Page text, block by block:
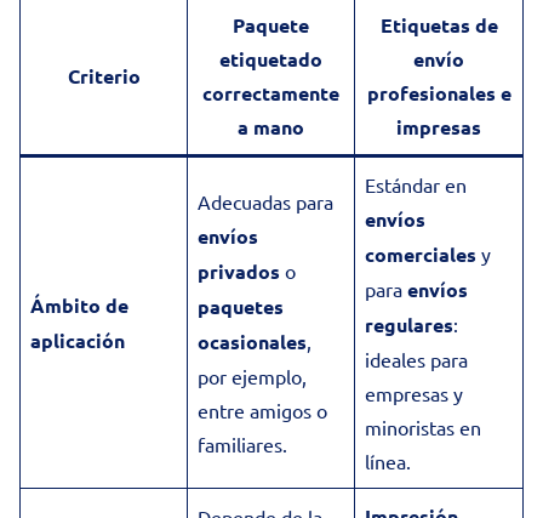
Criterio
Paquete
etiquetado
correctamente
a mano
Etiquetas de
envío
profesionales e
impresas
Ámbito de
aplicación
Adecuadas para
envíos
privados o
paquetes
ocasionales,
por ejemplo,
entre amigos o
familiares.
Estándar en
envíos
comerciales y
para envíos
regulares:
ideales para
empresas y
minoristas en
línea.